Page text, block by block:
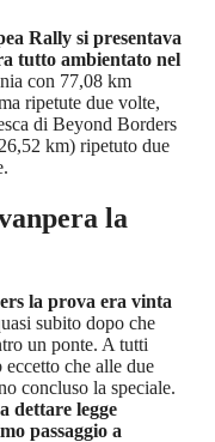
Rally si presentava
tutto ambientato nel
con 77,08 km
ripetute due volte,
di Beyond Borders
km) ripetuto due
la
la prova era vinta
subito dopo che
un ponte. A tutti
che alle due
concluso la speciale.
dettare legge
passaggio a